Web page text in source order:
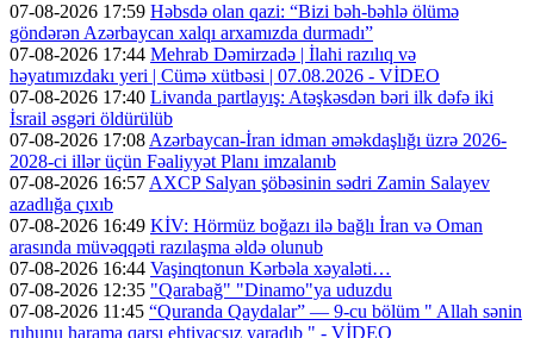
07-08-2026 17:59 Həbsdə olan qazi: “Bizi bəh-bəhlə ölümə
göndərən Azərbaycan xalqı arxamızda durmadı”
07-08-2026 17:44 Mehrab Dəmirzadə | İlahi razılıq və
həyatımızdakı yeri | Cümə xütbəsi | 07.08.2026 - VİDEO
07-08-2026 17:40 Livanda partlayış: Atəşkəsdən bəri ilk dəfə iki
İsrail əsgəri öldürülüb
07-08-2026 17:08 Azərbaycan-İran idman əməkdaşlığı üzrə 2026-
2028-ci illər üçün Fəaliyyət Planı imzalanıb
07-08-2026 16:57 AXCP Salyan şöbəsinin sədri Zamin Salayev
azadlığa çıxıb
07-08-2026 16:49 KİV: Hörmüz boğazı ilə bağlı İran və Oman
arasında müvəqqəti razılaşma əldə olunub
07-08-2026 16:44 Vaşinqtonun Kərbəla xəyaləti…
07-08-2026 12:35 "Qarabağ" "Dinamo"ya uduzdu
07-08-2026 11:45 “Quranda Qaydalar” — 9-cu bölüm " Allah sənin
ruhunu harama qarşı ehtiyacsız yaradıb " - VİDEO